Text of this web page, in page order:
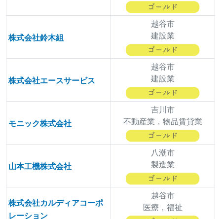
株式会社鈴木組
越谷市
建設業
株式会社エースサービス
越谷市
建設業
モニック株式会社
吉川市
不動産業，物品賃貸業
山本工機株式会社
八潮市
製造業
株式会社カルディアコーポ
レーション
越谷市
医療，福祉